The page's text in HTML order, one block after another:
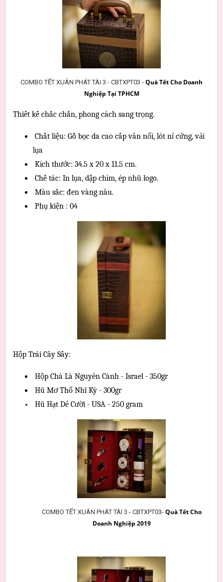
COMBO TẾT XUÂN PHÁT TÀI 3 - CBTXPT03 -Quà Tết Cho Doanh
Nghiệp Tại TPHCM
Thiết kế chắc chắn, phong cách sang trọng.
lụa
Kích thước: 34.5 x 20 x 11.5 cm.
Chế tác: In lụa, dập chìm, ép nhũ logo.
Màu sắc: đen vàng nâu.
Phụ kiện : 04
Hộp Trái Cây Sấy:
Hộp Chà Là Nguyên Cành - Israel - 350gr
Hũ Mơ Thổ Nhĩ Kỳ - 300gr
Hũ Hạt Dẻ Cười - USA - 250 gram
COMBO TẾT XUÂN PHÁT TÀI 3 - CBTXPT03-Quà Tết Cho
Doanh Nghiệp 2019